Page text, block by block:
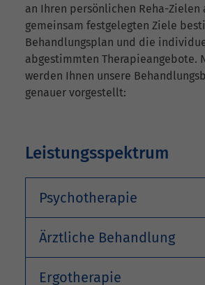
an Ihren persönlichen Reha-Zielen
gemeinsam festgelegten Ziele
Behandlungsplan und die
abgestimmten Therapieangebote.
werden Ihnen unsere
genauer vorgestellt:
Leistungsspektrum
Psychotherapie
Ärztliche Behandlung
Ergotherapie